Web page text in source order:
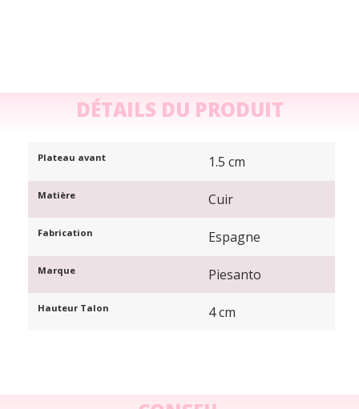
DÉTAILS DU PRODUIT
Plateau avant 1.5 cm
Matière Cuir
Fabrication Espagne
Marque Piesanto
Hauteur Talon 4 cm